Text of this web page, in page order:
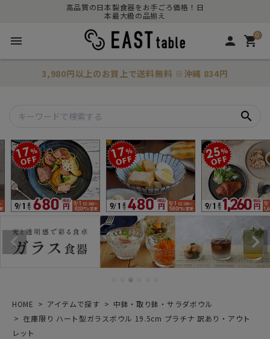
高品質の日本製食器をお手ごろ価格！日
本最大級の品揃え
menu person 0
shopping_cart
3,980円以上のお買上で送料無料 ※沖縄 834円
search
HOME アイテムで探す
中鉢・取り鉢・サラダボウル
在庫限り ハート型ガラスボウル 19.5cm プラチナ 訳あり・アウト
レット